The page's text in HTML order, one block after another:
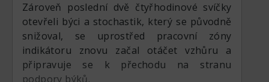
Zároveň poslední dvě čtyřhodinové svíčky
otevřeli býci a stochastik, který se původně
snižoval, se uprostřed pracovní zóny
indikátoru znovu začal otáčet vzhůru a
připravuje se k přechodu na stranu
podpory býků.